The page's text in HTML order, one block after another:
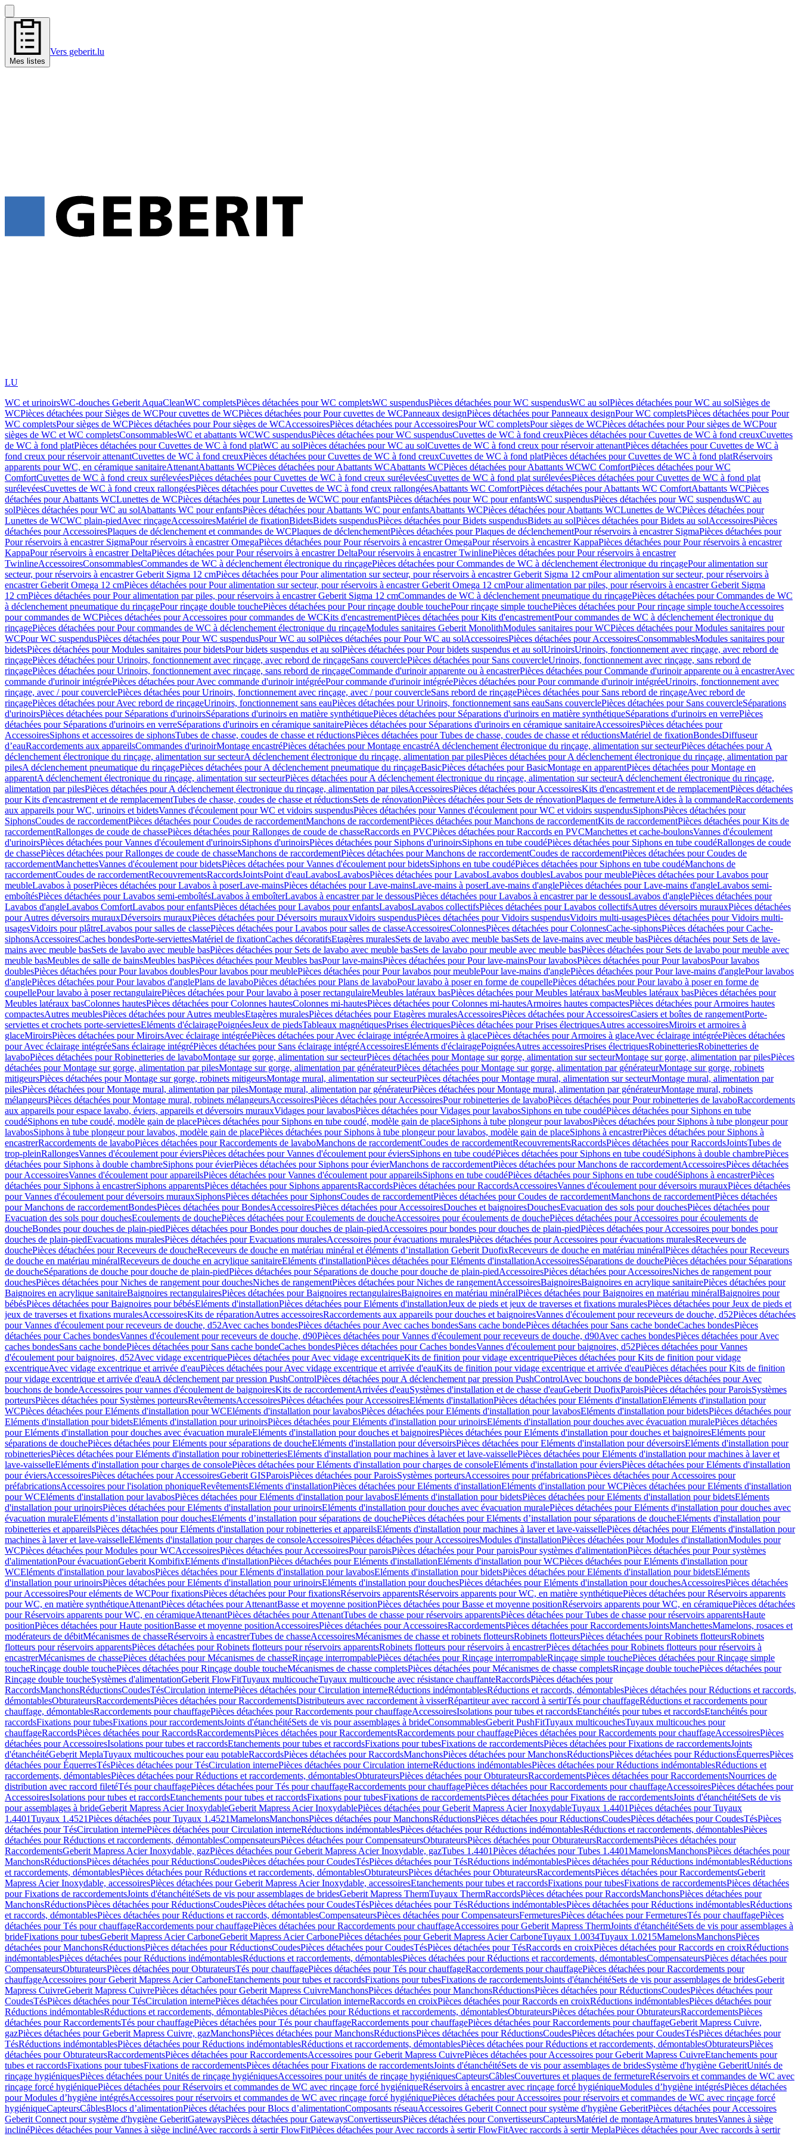
Mes listes
Vers geberit.lu
LU
WC et urinoirsWC-douches Geberit AquaCleanWC completsPièces détachées pour WC completsWC suspendusPièces détachées pour WC suspendusWC au solPièces détachées pour WC au solSièges de
WCPièces détachées pour Sièges de WCPour cuvettes de WCPièces détachées pour Pour cuvettes de WCPanneaux designPièces détachées pour Panneaux designPour WC completsPièces détachées pour Pour
WC completsPour sièges de WCPièces détachées pour Pour sièges de WCAccessoiresPièces détachées pour AccessoiresPour WC completsPour sièges de WCPièces détachées pour Pour sièges de WCPour
sièges de WC et WC completsConsommablesWC et abattants WCWC suspendusPièces détachées pour WC suspendusCuvettes de WC à fond creuxPièces détachées pour Cuvettes de WC à fond creuxCuvettes
de WC à fond platPièces détachées pour Cuvettes de WC à fond platWC au solPièces détachées pour WC au solCuvettes de WC à fond creux pour réservoir attenantPièces détachées pour Cuvettes de WC à
fond creux pour réservoir attenantCuvettes de WC à fond creuxPièces détachées pour Cuvettes de WC à fond creuxCuvettes de WC à fond platPièces détachées pour Cuvettes de WC à fond platRéservoirs
apparents pour WC, en céramique sanitaireAttenantAbattants WCPièces détachées pour Abattants WCAbattants WCPièces détachées pour Abattants WCWC ComfortPièces détachées pour WC
ComfortCuvettes de WC à fond creux surélevéesPièces détachées pour Cuvettes de WC à fond creux surélevéesCuvettes de WC à fond plat surélevéesPièces détachées pour Cuvettes de WC à fond plat
surélevéesCuvettes de WC à fond creux rallongéesPièces détachées pour Cuvettes de WC à fond creux rallongéesAbattants WC ComfortPièces détachées pour Abattants WC ComfortAbattants WCPièces
détachées pour Abattants WCLunettes de WCPièces détachées pour Lunettes de WCWC pour enfantsPièces détachées pour WC pour enfantsWC suspendusPièces détachées pour WC suspendusWC au
solPièces détachées pour WC au solAbattants WC pour enfantsPièces détachées pour Abattants WC pour enfantsAbattants WCPièces détachées pour Abattants WCLunettes de WCPièces détachées pour
Lunettes de WCWC plain-piedAvec rinçageAccessoiresMatériel de fixationBidetsBidets suspendusPièces détachées pour Bidets suspendusBidets au solPièces détachées pour Bidets au solAccessoiresPièces
détachées pour AccessoiresPlaques de déclenchement et commandes de WCPlaques de déclenchementPièces détachées pour Plaques de déclenchementPour réservoirs à encastrer SigmaPièces détachées pour
Pour réservoirs à encastrer SigmaPour réservoirs à encastrer OmegaPièces détachées pour Pour réservoirs à encastrer OmegaPour réservoirs à encastrer KappaPièces détachées pour Pour réservoirs à encastrer
KappaPour réservoirs à encastrer DeltaPièces détachées pour Pour réservoirs à encastrer DeltaPour réservoirs à encastrer TwinlinePièces détachées pour Pour réservoirs à encastrer
TwinlineAccessoiresConsommablesCommandes de WC à déclenchement électronique du rinçagePièces détachées pour Commandes de WC à déclenchement électronique du rinçagePour alimentation sur
secteur, pour réservoirs à encastrer Geberit Sigma 12 cmPièces détachées pour Pour alimentation sur secteur, pour réservoirs à encastrer Geberit Sigma 12 cmPour alimentation sur secteur, pour réservoirs à
encastrer Geberit Omega 12 cmPièces détachées pour Pour alimentation sur secteur, pour réservoirs à encastrer Geberit Omega 12 cmPour alimentation par piles, pour réservoirs à encastrer Geberit Sigma
12 cmPièces détachées pour Pour alimentation par piles, pour réservoirs à encastrer Geberit Sigma 12 cmCommandes de WC à déclenchement pneumatique du rinçagePièces détachées pour Commandes de WC
à déclenchement pneumatique du rinçagePour rinçage double touchePièces détachées pour Pour rinçage double touchePour rinçage simple touchePièces détachées pour Pour rinçage simple toucheAccessoires
pour commandes de WCPièces détachées pour Accessoires pour commandes de WCKits d'encastrementPièces détachées pour Kits d'encastrementPour commandes de WC à déclenchement électronique du
rinçagePièces détachées pour Pour commandes de WC à déclenchement électronique du rinçageModules sanitaires Geberit MonolithModules sanitaires pour WCPièces détachées pour Modules sanitaires pour
WCPour WC suspendusPièces détachées pour Pour WC suspendusPour WC au solPièces détachées pour Pour WC au solAccessoiresPièces détachées pour AccessoiresConsommablesModules sanitaires pour
bidetsPièces détachées pour Modules sanitaires pour bidetsPour bidets suspendus et au solPièces détachées pour Pour bidets suspendus et au solUrinoirsUrinoirs, fonctionnement avec rinçage, avec rebord de
rinçagePièces détachées pour Urinoirs, fonctionnement avec rinçage, avec rebord de rinçageSans couverclePièces détachées pour Sans couvercleUrinoirs, fonctionnement avec rinçage, sans rebord de
rinçagePièces détachées pour Urinoirs, fonctionnement avec rinçage, sans rebord de rinçageCommande d'urinoir apparente ou à encastrerPièces détachées pour Commande d'urinoir apparente ou à encastrerAvec
commande d'urinoir intégréePièces détachées pour Avec commande d'urinoir intégréePour commande d'urinoir intégréePièces détachées pour Pour commande d'urinoir intégréeUrinoirs, fonctionnement avec
rinçage, avec / pour couverclePièces détachées pour Urinoirs, fonctionnement avec rinçage, avec / pour couvercleSans rebord de rinçagePièces détachées pour Sans rebord de rinçageAvec rebord de
rinçagePièces détachées pour Avec rebord de rinçageUrinoirs, fonctionnement sans eauPièces détachées pour Urinoirs, fonctionnement sans eauSans couverclePièces détachées pour Sans couvercleSéparations
d'urinoirsPièces détachées pour Séparations d'urinoirsSéparations d'urinoirs en matière synthétiquePièces détachées pour Séparations d'urinoirs en matière synthétiqueSéparations d'urinoirs en verrePièces
détachées pour Séparations d'urinoirs en verreSéparations d'urinoirs en céramique sanitairePièces détachées pour Séparations d'urinoirs en céramique sanitaireAccessoiresPièces détachées pour
AccessoiresSiphons et accessoires de siphonsTubes de chasse, coudes de chasse et réductionsPièces détachées pour Tubes de chasse, coudes de chasse et réductionsMatériel de fixationBondesDiffuseur
d’eauRaccordements aux appareilsCommandes d'urinoirMontage encastréPièces détachées pour Montage encastréA déclenchement électronique du rinçage, alimentation sur secteurPièces détachées pour A
déclenchement électronique du rinçage, alimentation sur secteurA déclenchement électronique du rinçage, alimentation par pilesPièces détachées pour A déclenchement électronique du rinçage, alimentation par
pilesA déclenchement pneumatique du rinçagePièces détachées pour A déclenchement pneumatique du rinçageBasicPièces détachées pour BasicMontage en apparentPièces détachées pour Montage en
apparentA déclenchement électronique du rinçage, alimentation sur secteurPièces détachées pour A déclenchement électronique du rinçage, alimentation sur secteurA déclenchement électronique du rinçage,
alimentation par pilesPièces détachées pour A déclenchement électronique du rinçage, alimentation par pilesAccessoiresPièces détachées pour AccessoiresKits d'encastrement et de remplacementPièces détachées
pour Kits d'encastrement et de remplacementTubes de chasse, coudes de chasse et réductionsSets de rénovationPièces détachées pour Sets de rénovationPlaques de fermetureAides à la commandeRaccordements
aux appareils pour WC, urinoirs et bidetsVannes d'écoulement pour WC et vidoirs suspendusPièces détachées pour Vannes d'écoulement pour WC et vidoirs suspendusSiphonsPièces détachées pour
SiphonsCoudes de raccordementPièces détachées pour Coudes de raccordementManchons de raccordementPièces détachées pour Manchons de raccordementKits de raccordementPièces détachées pour Kits de
raccordementRallonges de coude de chassePièces détachées pour Rallonges de coude de chasseRaccords en PVCPièces détachées pour Raccords en PVCManchettes et cache-boulonsVannes d'écoulement
d'urinoirsPièces détachées pour Vannes d'écoulement d'urinoirsSiphons d'urinoirsPièces détachées pour Siphons d'urinoirsSiphons en tube coudéPièces détachées pour Siphons en tube coudéRallonges de coude
de chassePièces détachées pour Rallonges de coude de chasseManchons de raccordementPièces détachées pour Manchons de raccordementCoudes de raccordementPièces détachées pour Coudes de
raccordementManchettesVannes d'écoulement pour bidetsPièces détachées pour Vannes d'écoulement pour bidetsSiphons en tube coudéPièces détachées pour Siphons en tube coudéManchons de
raccordementCoudes de raccordementRecouvrementsRaccordsJointsPoint d'eauLavabosLavabosPièces détachées pour LavabosLavabos doublesLavabos pour meublePièces détachées pour Lavabos pour
meubleLavabos à poserPièces détachées pour Lavabos à poserLave-mainsPièces détachées pour Lave-mainsLave-mains à poserLave-mains d'anglePièces détachées pour Lave-mains d'angleLavabos semi-
emboîtésPièces détachées pour Lavabos semi-emboîtésLavabos à emboîterLavabos à encastrer par le dessousPièces détachées pour Lavabos à encastrer par le dessousLavabos d'anglePièces détachées pour
Lavabos d'angleLavabos ComfortLavabos pour enfantsPièces détachées pour Lavabos pour enfantsLavabosLavabos collectifsPièces détachées pour Lavabos collectifsAutres déversoirs murauxPièces détachées
pour Autres déversoirs murauxDéversoirs murauxPièces détachées pour Déversoirs murauxVidoirs suspendusPièces détachées pour Vidoirs suspendusVidoirs multi-usagesPièces détachées pour Vidoirs multi-
usagesVidoirs pour plâtreLavabos pour salles de classePièces détachées pour Lavabos pour salles de classeAccessoiresColonnesPièces détachées pour ColonnesCache-siphonsPièces détachées pour Cache-
siphonsAccessoiresCaches bondesPorte-serviettesMatériel de fixationCaches décoratifsEtagères muralesSets de lavabo avec meuble basSets de lave-mains avec meuble basPièces détachées pour Sets de lave-
mains avec meuble basSets de lavabo avec meuble basPièces détachées pour Sets de lavabo avec meuble basSets de lavabo pour meuble avec meuble basPièces détachées pour Sets de lavabo pour meuble avec
meuble basMeubles de salle de bainsMeubles basPièces détachées pour Meubles basPour lave-mainsPièces détachées pour Pour lave-mainsPour lavabosPièces détachées pour Pour lavabosPour lavabos
doublesPièces détachées pour Pour lavabos doublesPour lavabos pour meublePièces détachées pour Pour lavabos pour meublePour lave-mains d'anglePièces détachées pour Pour lave-mains d'anglePour lavabos
d'anglePièces détachées pour Pour lavabos d'anglePlans de lavaboPièces détachées pour Plans de lavaboPour lavabo à poser en forme de coupellePièces détachées pour Pour lavabo à poser en forme de
coupellePour lavabo à poser rectangulairePièces détachées pour Pour lavabo à poser rectangulaireMeubles latéraux basPièces détachées pour Meubles latéraux basMeubles latéraux basPièces détachées pour
Meubles latéraux basColonnes hautesPièces détachées pour Colonnes hautesColonnes mi-hautesPièces détachées pour Colonnes mi-hautesArmoires hautes compactesPièces détachées pour Armoires hautes
compactesAutres meublesPièces détachées pour Autres meublesEtagères muralesPièces détachées pour Etagères muralesAccessoiresPièces détachées pour AccessoiresCasiers et boîtes de rangementPorte-
serviettes et crochets porte-serviettesEléments d'éclairagePoignéesJeux de piedsTableaux magnétiquesPrises électriquesPièces détachées pour Prises électriquesAutres accessoiresMiroirs et armoires à
glaceMiroirsPièces détachées pour MiroirsAvec éclairage intégréePièces détachées pour Avec éclairage intégréeArmoires à glacePièces détachées pour Armoires à glaceAvec éclairage intégréePièces détachées
pour Avec éclairage intégréeSans éclairage intégréPièces détachées pour Sans éclairage intégréAccessoiresEléments d'éclairagePoignéesAutres accessoiresPrises électriquesRobinetteriesRobinetteries de
lavaboPièces détachées pour Robinetteries de lavaboMontage sur gorge, alimentation sur secteurPièces détachées pour Montage sur gorge, alimentation sur secteurMontage sur gorge, alimentation par pilesPièces
détachées pour Montage sur gorge, alimentation par pilesMontage sur gorge, alimentation par générateurPièces détachées pour Montage sur gorge, alimentation par générateurMontage sur gorge, robinets
mitigeursPièces détachées pour Montage sur gorge, robinets mitigeursMontage mural, alimentation sur secteurPièces détachées pour Montage mural, alimentation sur secteurMontage mural, alimentation par
pilesPièces détachées pour Montage mural, alimentation par pilesMontage mural, alimentation par générateurPièces détachées pour Montage mural, alimentation par générateurMontage mural, robinets
mélangeursPièces détachées pour Montage mural, robinets mélangeursAccessoiresPièces détachées pour AccessoiresPour robinetteries de lavaboPièces détachées pour Pour robinetteries de lavaboRaccordements
aux appareils pour espace lavabo, éviers, appareils et déversoirs murauxVidages pour lavabosPièces détachées pour Vidages pour lavabosSiphons en tube coudéPièces détachées pour Siphons en tube
coudéSiphons en tube coudé, modèle gain de placePièces détachées pour Siphons en tube coudé, modèle gain de placeSiphons à tube plongeur pour lavabosPièces détachées pour Siphons à tube plongeur pour
lavabosSiphons à tube plongeur pour lavabos, modèle gain de placePièces détachées pour Siphons à tube plongeur pour lavabos, modèle gain de placeSiphons à encastrerPièces détachées pour Siphons à
encastrerRaccordements de lavaboPièces détachées pour Raccordements de lavaboManchons de raccordementCoudes de raccordementRecouvrementsRaccordsPièces détachées pour RaccordsJointsTubes de
trop-pleinRallongesVannes d'écoulement pour éviersPièces détachées pour Vannes d'écoulement pour éviersSiphons en tube coudéPièces détachées pour Siphons en tube coudéSiphons à double chambrePièces
détachées pour Siphons à double chambreSiphons pour évierPièces détachées pour Siphons pour évierManchons de raccordementPièces détachées pour Manchons de raccordementAccessoiresPièces détachées
pour AccessoiresVannes d'écoulement pour appareilsPièces détachées pour Vannes d'écoulement pour appareilsSiphons en tube coudéPièces détachées pour Siphons en tube coudéSiphons à encastrerPièces
détachées pour Siphons à encastrerSiphons apparentsPièces détachées pour Siphons apparentsRaccordsPièces détachées pour RaccordsAccessoiresVannes d'écoulement pour déversoirs murauxPièces détachées
pour Vannes d'écoulement pour déversoirs murauxSiphonsPièces détachées pour SiphonsCoudes de raccordementPièces détachées pour Coudes de raccordementManchons de raccordementPièces détachées
pour Manchons de raccordementBondesPièces détachées pour BondesAccessoiresPièces détachées pour AccessoiresDouches et baignoiresDouchesEvacuation des sols pour douchesPièces détachées pour
Evacuation des sols pour douchesEcoulements de douchePièces détachées pour Ecoulements de doucheAccessoires pour écoulements de douchePièces détachées pour Accessoires pour écoulements de
doucheBondes pour douches de plain-piedPièces détachées pour Bondes pour douches de plain-piedAccessoires pour bondes pour douches de plain-piedPièces détachées pour Accessoires pour bondes pour
douches de plain-piedEvacuations muralesPièces détachées pour Evacuations muralesAccessoires pour évacuations muralesPièces détachées pour Accessoires pour évacuations muralesReceveurs de
douchePièces détachées pour Receveurs de doucheReceveurs de douche en matériau minéral et éléments d’installation Geberit DuofixReceveurs de douche en matériau minéralPièces détachées pour Receveurs
de douche en matériau minéralReceveurs de douche en acrylique sanitaireEléments d'installationPièces détachées pour Eléments d'installationAccessoiresSéparations de douchePièces détachées pour Séparations
de doucheSéparations de douche pour douche de plain-piedPièces détachées pour Séparations de douche pour douche de plain-piedAccessoiresPièces détachées pour AccessoiresNiches de rangement pour
douchesPièces détachées pour Niches de rangement pour douchesNiches de rangementPièces détachées pour Niches de rangementAccessoiresBaignoiresBaignoires en acrylique sanitairePièces détachées pour
Baignoires en acrylique sanitaireBaignoires rectangulairesPièces détachées pour Baignoires rectangulairesBaignoires en matériau minéralPièces détachées pour Baignoires en matériau minéralBaignoires pour
bébésPièces détachées pour Baignoires pour bébésEléments d'installationPièces détachées pour Eléments d'installationJeux de pieds et jeux de traverses et fixations muralesPièces détachées pour Jeux de pieds et
jeux de traverses et fixations muralesAccessoiresKits de réparationAutres accessoiresRaccordements aux appareils pour douches et baignoiresVannes d'écoulement pour receveurs de douche, d52Pièces détachées
pour Vannes d'écoulement pour receveurs de douche, d52Avec caches bondesPièces détachées pour Avec caches bondesSans cache bondePièces détachées pour Sans cache bondeCaches bondesPièces
détachées pour Caches bondesVannes d'écoulement pour receveurs de douche, d90Pièces détachées pour Vannes d'écoulement pour receveurs de douche, d90Avec caches bondesPièces détachées pour Avec
caches bondesSans cache bondePièces détachées pour Sans cache bondeCaches bondesPièces détachées pour Caches bondesVannes d'écoulement pour baignoires, d52Pièces détachées pour Vannes
d'écoulement pour baignoires, d52Avec vidage excentriquePièces détachées pour Avec vidage excentriqueKits de finition pour vidage excentriquePièces détachées pour Kits de finition pour vidage
excentriqueAvec vidage excentrique et arrivée d'eauPièces détachées pour Avec vidage excentrique et arrivée d'eauKits de finition pour vidage excentrique et arrivée d'eauPièces détachées pour Kits de finition
pour vidage excentrique et arrivée d'eauA déclenchement par pression PushControlPièces détachées pour A déclenchement par pression PushControlAvec bouchons de bondePièces détachées pour Avec
bouchons de bondeAccessoires pour vannes d'écoulement de baignoiresKits de raccordementArrivées d'eauSystèmes d'installation et de chasse d'eauGeberit DuofixParoisPièces détachées pour ParoisSystèmes
porteursPièces détachées pour Systèmes porteursRevêtementsAccessoiresPièces détachées pour AccessoiresEléments d'installationPièces détachées pour Eléments d'installationEléments d'installation pour
WCPièces détachées pour Eléments d'installation pour WCEléments d'installation pour lavabosPièces détachées pour Eléments d'installation pour lavabosEléments d'installation pour bidetsPièces détachées pour
Eléments d'installation pour bidetsEléments d'installation pour urinoirsPièces détachées pour Eléments d'installation pour urinoirsEléments d'installation pour douches avec évacuation muralePièces détachées
pour Eléments d'installation pour douches avec évacuation muraleEléments d'installation pour douches et baignoiresPièces détachées pour Eléments d'installation pour douches et baignoiresEléments pour
séparations de douchePièces détachées pour Eléments pour séparations de doucheEléments d'installation pour déversoirsPièces détachées pour Eléments d'installation pour déversoirsEléments d'installation pour
robinetteriesPièces détachées pour Eléments d'installation pour robinetteriesEléments d'installation pour machines à laver et lave-vaissellePièces détachées pour Eléments d'installation pour machines à laver et
lave-vaisselleEléments d'installation pour charges de consolePièces détachées pour Eléments d'installation pour charges de consoleEléments d'installation pour éviersPièces détachées pour Eléments d'installation
pour éviersAccessoiresPièces détachées pour AccessoiresGeberit GISParoisPièces détachées pour ParoisSystèmes porteursAccessoires pour préfabricationsPièces détachées pour Accessoires pour
préfabricationsAccessoires pour l'isolation phoniqueRevêtementsEléments d'installationPièces détachées pour Eléments d'installationEléments d'installation pour WCPièces détachées pour Eléments d'installation
pour WCEléments d'installation pour lavabosPièces détachées pour Eléments d'installation pour lavabosEléments d'installation pour bidetsPièces détachées pour Eléments d'installation pour bidetsEléments
d'installation pour urinoirsPièces détachées pour Eléments d'installation pour urinoirsEléments d'installation pour douches avec évacuation muralePièces détachées pour Eléments d'installation pour douches avec
évacuation muraleEléments d’installation pour douchesEléments d’installation pour séparations de douchePièces détachées pour Eléments d’installation pour séparations de doucheEléments d'installation pour
robinetteries et appareilsPièces détachées pour Eléments d'installation pour robinetteries et appareilsEléments d'installation pour machines à laver et lave-vaissellePièces détachées pour Eléments d'installation pour
machines à laver et lave-vaisselleEléments d'installation pour charges de consoleAccessoiresPièces détachées pour AccessoiresModules d'installationPièces détachées pour Modules d'installationModules pour
WCPièces détachées pour Modules pour WCAccessoiresPièces détachées pour AccessoiresPour paroisPièces détachées pour Pour paroisPour systèmes d'alimentationPièces détachées pour Pour systèmes
d'alimentationPour évacuationGeberit KombifixEléments d'installationPièces détachées pour Eléments d'installationEléments d'installation pour WCPièces détachées pour Eléments d'installation pour
WCEléments d'installation pour lavabosPièces détachées pour Eléments d'installation pour lavabosEléments d'installation pour bidetsPièces détachées pour Eléments d'installation pour bidetsEléments
d'installation pour urinoirsPièces détachées pour Eléments d'installation pour urinoirsEléments d'installation pour douchesPièces détachées pour Eléments d'installation pour douchesAccessoiresPièces détachées
pour AccessoiresPour eléments de WCPour fixationsPièces détachées pour Pour fixationsRéservoirs apparentsRéservoirs apparents pour WC, en matière synthétiquePièces détachées pour Réservoirs apparents
pour WC, en matière synthétiqueAttenantPièces détachées pour AttenantBasse et moyenne positionPièces détachées pour Basse et moyenne positionRéservoirs apparents pour WC, en céramiquePièces détachées
pour Réservoirs apparents pour WC, en céramiqueAttenantPièces détachées pour AttenantTubes de chasse pour réservoirs apparentsPièces détachées pour Tubes de chasse pour réservoirs apparentsHaute
positionPièces détachées pour Haute positionBasse et moyenne positionAccessoiresPièces détachées pour AccessoiresRaccordementsPièces détachées pour RaccordementsJointsManchettesMamelons, rosaces et
modérateurs de débitMécanismes de chasseRéservoirs à encastrerTubes de chasseAccessoiresMécanismes de chasse et robinets flotteursRobinets flotteursPièces détachées pour Robinets flotteursRobinets
flotteurs pour réservoirs apparentsPièces détachées pour Robinets flotteurs pour réservoirs apparentsRobinets flotteurs pour réservoirs à encastrerPièces détachées pour Robinets flotteurs pour réservoirs à
encastrerMécanismes de chassePièces détachées pour Mécanismes de chasseRinçage interrompablePièces détachées pour Rinçage interrompableRinçage simple touchePièces détachées pour Rinçage simple
toucheRinçage double touchePièces détachées pour Rinçage double toucheMécanismes de chasse completsPièces détachées pour Mécanismes de chasse completsRinçage double touchePièces détachées pour
Rinçage double toucheSystèmes d'alimentationGeberit FlowFitTuyaux multicoucheTuyaux multicouche avec résistance chauffanteRaccordsPièces détachées pour
RaccordsManchonsRéductionsCoudesTésCirculation internePièces détachées pour Circulation interneRéductions indémontablesRéductions et raccords, démontablesPièces détachées pour Réductions et raccords,
démontablesObturateursRaccordementsPièces détachées pour RaccordementsDistributeurs avec raccordement à visserRépartiteur avec raccord à sertirTés pour chauffageRéductions et raccordements pour
chauffage, démontablesRaccordements pour chauffagePièces détachées pour Raccordements pour chauffageAccessoiresIsolations pour tubes et raccordsEtanchéités pour tubes et raccordsEtanchéités pour
raccordsFixations pour tubesFixations pour raccordementsJoints d'étanchéitéSets de vis pour assemblages à brideConsommablesGeberit PushFitTuyaux multicouchesTuyaux multicouches pour
chauffageRaccordsPièces détachées pour RaccordsRaccordementsPièces détachées pour RaccordementsRaccordements pour chauffagePièces détachées pour Raccordements pour chauffageAccessoiresPièces
détachées pour AccessoiresIsolations pour tubes et raccordsEtanchements pour tubes et raccordsFixations pour tubesFixations de raccordementsPièces détachées pour Fixations de raccordementsJoints
d'étanchéitéGeberit MeplaTuyaux multicouches pour eau potableRaccordsPièces détachées pour RaccordsManchonsPièces détachées pour ManchonsRéductionsPièces détachées pour RéductionsÉquerresPièces
détachées pour ÉquerresTésPièces détachées pour TésCirculation internePièces détachées pour Circulation interneRéductions indémontablesPièces détachées pour Réductions indémontablesRéductions et
raccordements, démontablesPièces détachées pour Réductions et raccordements, démontablesObturateursPièces détachées pour ObturateursRaccordementsPièces détachées pour RaccordementsNourrices de
distribution avec raccord filetéTés pour chauffagePièces détachées pour Tés pour chauffageRaccordements pour chauffagePièces détachées pour Raccordements pour chauffageAccessoiresPièces détachées pour
AccessoiresIsolations pour tubes et raccordsEtanchements pour tubes et raccordsFixations pour tubesFixations de raccordementsPièces détachées pour Fixations de raccordementsJoints d'étanchéitéSets de vis
pour assemblages à brideGeberit Mapress Acier InoxydableGeberit Mapress Acier InoxydablePièces détachées pour Geberit Mapress Acier InoxydableTuyaux 1.4401Pièces détachées pour Tuyaux
1.4401Tuyaux 1.4521Pièces détachées pour Tuyaux 1.4521MamelonsManchonsPièces détachées pour ManchonsRéductionsPièces détachées pour RéductionsCoudesPièces détachées pour CoudesTésPièces
détachées pour TésCirculation internePièces détachées pour Circulation interneRéductions indémontablesPièces détachées pour Réductions indémontablesRéductions et raccordements, démontablesPièces
détachées pour Réductions et raccordements, démontablesCompensateursPièces détachées pour CompensateursObturateursPièces détachées pour ObturateursRaccordementsPièces détachées pour
RaccordementsGeberit Mapress Acier Inoxydable, gazPièces détachées pour Geberit Mapress Acier Inoxydable, gazTubes 1.4401Pièces détachées pour Tubes 1.4401MamelonsManchonsPièces détachées pour
ManchonsRéductionsPièces détachées pour RéductionsCoudesPièces détachées pour CoudesTésPièces détachées pour TésRéductions indémontablesPièces détachées pour Réductions indémontablesRéductions
et raccordements, démontablesPièces détachées pour Réductions et raccordements, démontablesObturateursPièces détachées pour ObturateursRaccordementsPièces détachées pour RaccordementsGeberit
Mapress Acier Inoxydable, accessoiresPièces détachées pour Geberit Mapress Acier Inoxydable, accessoiresEtanchements pour tubes et raccordsFixations pour tubesFixations de raccordementsPièces détachées
pour Fixations de raccordementsJoints d'étanchéitéSets de vis pour assemblages de bridesGeberit Mapress ThermTuyaux ThermRaccordsPièces détachées pour RaccordsManchonsPièces détachées pour
ManchonsRéductionsPièces détachées pour RéductionsCoudesPièces détachées pour CoudesTésPièces détachées pour TésRéductions indémontablesPièces détachées pour Réductions indémontablesRéductions
et raccords, démontablesPièces détachées pour Réductions et raccords, démontablesCompensateursPièces détachées pour CompensateursFermeturesPièces détachées pour FermeturesTés pour chauffagePièces
détachées pour Tés pour chauffageRaccordements pour chauffagePièces détachées pour Raccordements pour chauffageAccessoires pour Geberit Mapress ThermJoints d'étanchéitéSets de vis pour assemblages à
brideFixations pour tubesGeberit Mapress Acier CarboneGeberit Mapress Acier CarbonePièces détachées pour Geberit Mapress Acier CarboneTuyaux 1.0034Tuyaux 1.0215MamelonsManchonsPièces
détachées pour ManchonsRéductionsPièces détachées pour RéductionsCoudesPièces détachées pour CoudesTésPièces détachées pour TésRaccords en croixPièces détachées pour Raccords en croixRéductions
indémontablesPièces détachées pour Réductions indémontablesRéductions et raccordements, démontablesPièces détachées pour Réductions et raccordements, démontablesCompensateursPièces détachées pour
CompensateursObturateursPièces détachées pour ObturateursTés pour chauffagePièces détachées pour Tés pour chauffageRaccordements pour chauffagePièces détachées pour Raccordements pour
chauffageAccessoires pour Geberit Mapress Acier CarboneEtanchements pour tubes et raccordsFixations pour tubesFixations de raccordementsJoints d'étanchéitéSets de vis pour assemblages de bridesGeberit
Mapress CuivreGeberit Mapress CuivrePièces détachées pour Geberit Mapress CuivreManchonsPièces détachées pour ManchonsRéductionsPièces détachées pour RéductionsCoudesPièces détachées pour
CoudesTésPièces détachées pour TésCirculation internePièces détachées pour Circulation interneRaccords en croixPièces détachées pour Raccords en croixRéductions indémontablesPièces détachées pour
Réductions indémontablesRéductions et raccordements, démontablesPièces détachées pour Réductions et raccordements, démontablesObturateursPièces détachées pour ObturateursRaccordementsPièces
détachées pour RaccordementsTés pour chauffagePièces détachées pour Tés pour chauffageRaccordements pour chauffagePièces détachées pour Raccordements pour chauffageGeberit Mapress Cuivre,
gazPièces détachées pour Geberit Mapress Cuivre, gazManchonsPièces détachées pour ManchonsRéductionsPièces détachées pour RéductionsCoudesPièces détachées pour CoudesTésPièces détachées pour
TésRéductions indémontablesPièces détachées pour Réductions indémontablesRéductions et raccordements, démontablesPièces détachées pour Réductions et raccordements, démontablesObturateursPièces
détachées pour ObturateursRaccordementsPièces détachées pour RaccordementsAccessoires pour Geberit Mapress CuivrePièces détachées pour Accessoires pour Geberit Mapress CuivreEtanchements pour
tubes et raccordsFixations pour tubesFixations de raccordementsPièces détachées pour Fixations de raccordementsJoints d'étanchéitéSets de vis pour assemblages de bridesSystème d'hygiène GeberitUnités de
rinçage hygiéniquesPièces détachées pour Unités de rinçage hygiéniquesAccessoires pour unités de rinçage hygiéniquesCapteursCâblesCouvertures et plaques de fermetureRéservoirs et commandes de WC avec
rinçage forcé hygiéniquePièces détachées pour Réservoirs et commandes de WC avec rinçage forcé hygiéniqueRéservoirs à encastrer avec rinçage forcé hygiéniqueModules d’hygiène intégrésPièces détachées
pour Modules d’hygiène intégrésAccessoires pour réservoirs et commandes de WC avec rinçage forcé hygiéniquePièces détachées pour Accessoires pour réservoirs et commandes de WC avec rinçage forcé
hygiéniqueCapteursCâblesBlocs d’alimentationPièces détachées pour Blocs d’alimentationComposants réseauAccessoires Geberit Connect pour système d'hygiène GeberitPièces détachées pour Accessoires
Geberit Connect pour système d'hygiène GeberitGatewaysPièces détachées pour GatewaysConvertisseursPièces détachées pour ConvertisseursCapteursMatériel de montageArmatures brutesVannes à siège
inclinéPièces détachées pour Vannes à siège inclinéAvec raccords à sertir FlowFitPièces détachées pour Avec raccords à sertir FlowFitAvec raccords à sertir MeplaPièces détachées pour Avec raccords à sertir